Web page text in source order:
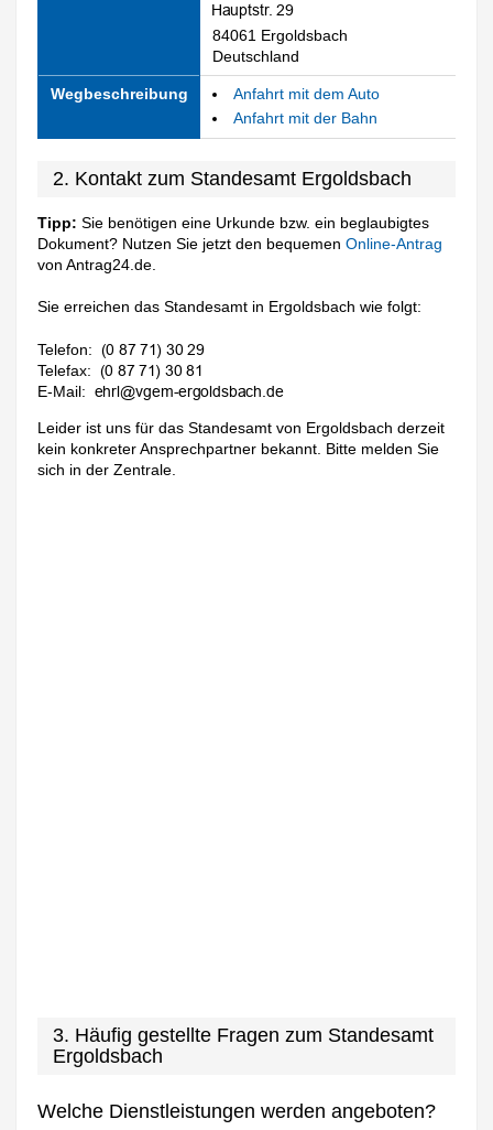
84061 Ergoldsbach
Deutschland
Wegbeschreibung
Anfahrt mit dem Auto
Anfahrt mit der Bahn
2. Kontakt zum Standesamt Ergoldsbach
Tipp: Sie benötigen eine Urkunde bzw. ein beglaubigtes
Dokument? Nutzen Sie jetzt den bequemenOnline-Antrag
von Antrag24.de.
Sie erreichen das Standesamt in Ergoldsbach wie folgt:
Telefon:
Telefax:
E-Mail:
Leider ist uns für das Standesamt von Ergoldsbach derzeit
kein konkreter Ansprechpartner bekannt. Bitte melden Sie
sich in der Zentrale.
3. Häufig gestellte Fragen zum Standesamt
Ergoldsbach
Welche Dienstleistungen werden angeboten?